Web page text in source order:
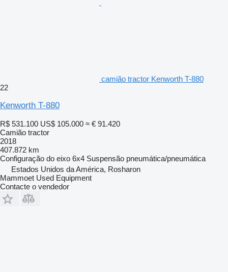
camião tractor Kenworth T-880
22
Kenworth T-880
R$ 531.100 US$ 105.000 ≈ € 91.420
Camião tractor
2018
407.872 km
Configuração do eixo 6x4 Suspensão pneumática/pneumática
Estados Unidos da América, Rosharon
Mammoet Used Equipment
Contacte o vendedor